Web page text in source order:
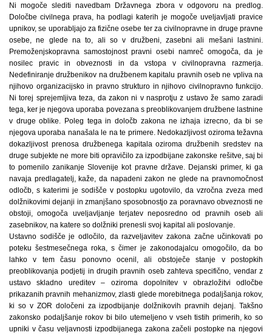
Ni mogoče slediti navedbam Državnega zbora v odgovoru na predlog.
Določbe civilnega prava, ha podlagi katerih je mogoče uveljavljati pravice
upnikov, se uporabljajo za fizične osebe ter za civilnopravne in druge pravne
osebe, ne glede na to, ali so v družbeni, zasebni ali mešani lastnini.
Premoženjskopravna samostojnost pravni osebi namreč omogoča, da je
nosilec pravic in obveznosti in da vstopa v civilnopravna razmerja.
Nedefiniranje družbenikov na družbenem kapitalu pravnih oseb ne vpliva na
njihovo organizacijsko in pravno strukturo in njihovo civilnopravno funkcijo.
Ni torej sprejemljiva teza, da zakon ni v nasprotju z ustavo že samo zaradi
tega, ker je njegova uporaba povezana s preoblikovanjem družbene lastnine
v druge oblike. Poleg tega in določb zakona ne izhaja izrecno, da bi se
njegova uporaba nanašala le na te primere. Nedokazljivost oziroma težavna
dokazljivost prenosa družbenega kapitala oziroma družbenih sredstev na
druge subjekte ne more biti opravičilo za izpodbijane zakonske rešitve, saj bi
to pomenilo zanikanje Slovenije kot pravne države. Dejanski primer, ki ga
navaja predlagatelj, kaže, da napadeni zakon ne glede na pravnomočnost
odločb, s katerimi je sodišče v postopku ugotovilo, da vzročna zveza med
dolžnikovimi dejanji in zmanjšano sposobnostjo za poravnavo obveznosti ne
obstoji, omogoča uveljavljanje terjatev neposredno od pravnih oseb ali
zasebnikov, na katere so dolžniki prenesli svoj kapital ali poslovanje.
Ustavno sodišče je odločilo, da razveljavitev zakona začne učinkovati po
poteku šestmesečnega roka, s čimer je zakonodajalcu omogočilo, da bo
lahko v tem času ponovno ocenil, ali obstoječe stanje v postopkih
preoblikovanja podjetij in drugih pravnih oseb zahteva specifično, vendar z
ustavo skladno ureditev – oziroma dopolnitev v obrazložitvi odločbe
prikazanih pravnih mehanizmov, zlasti glede morebitnega podaljšanja rokov,
ki so v ZOR določeni za izpodbijanje dolžnikovih pravnih dejanj. Takšno
zakonsko podaljšanje rokov bi bilo utemeljeno v vseh tistih primerih, ko so
upniki v času veljavnosti izpodbijanega zakona začeli postopke na njegovi